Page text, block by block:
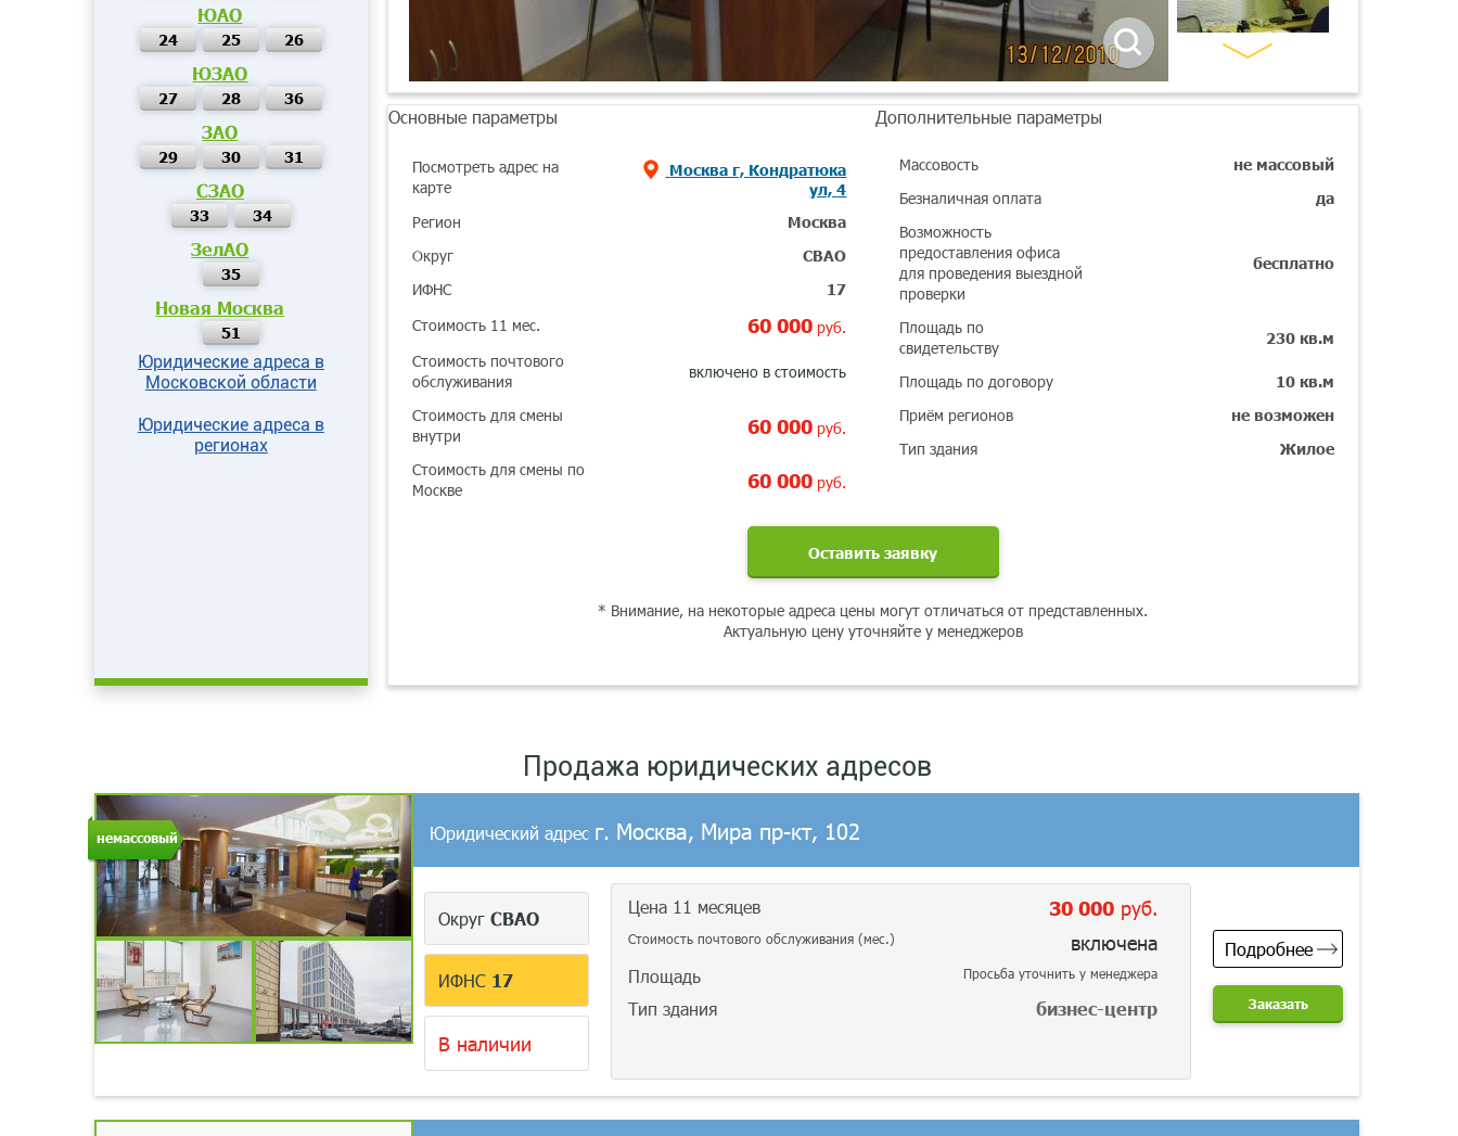
ЮАО
24 25 26
ЮЗАО
27 28 36
ЗАО
29 30 31
СЗАО
33 34
ЗелАО
35
Новая Москва
51
Юридические адреса в
Московской области
Юридические адреса в
регионах
Основные параметры
Посмотреть адрес на
карте
ул, 4
Регион Москва
Округ СВАО
ИФНС 17
Стоимость 11 мес. 60 000 руб.
Стоимость почтового
обслуживания
включено в стоимость
Стоимость для смены
внутри
60 000 руб.
Стоимость для смены по
Москве
60 000 руб.
Дополнительные параметры
Массовость не массовый
Безналичная оплата да
Возможность
предоставления офиса
для проведения выездной
проверки
бесплатно
Площадь по
свидетельству
230 кв.м
Площадь по договору 10 кв.м
Приём регионов не возможен
Тип здания Жилое
Оставить заявку
* Внимание, на некоторые адреса цены могут отличаться от представленных.
Актуальную цену уточняйте у менеджеров
Продажа юридических адресов
немассовый Юридический адрес г. Москва, Мира пр-кт, 102
Округ СВАО
ИФНС 17
В наличии
Цена 11 месяцев 30 000 руб.
Стоимость почтового обслуживания (мес.) включена
Площадь Просьба уточнить у менеджера
Тип здания бизнес-центр
Подробнее
Заказать